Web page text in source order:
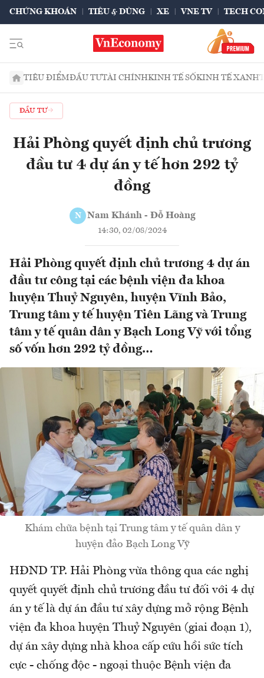
CHỨNG KHOÁN TIÊU & DÙNG XE VNE TV TECH
TIÊU ĐIỂMĐẦU TƯTÀI CHÍNHKINH TẾ SỐKINH TẾ XANH
ĐẦU TƯ
Hải Phòng quyết định chủ trương
đầu tư 4 dự án y tế hơn 292 tỷ
đồng
N Nam Khánh - Đỗ Hoàng
14:30, 02/08/2024
Hải Phòng quyết định chủ trương 4 dự án
đầu tư công tại các bệnh viện đa khoa
huyện Thuỷ Nguyên, huyện Vĩnh Bảo,
Trung tâm y tế huyện Tiên Lãng và Trung
tâm y tế quân dân y Bạch Long Vỹ với tổng
số vốn hơn 292 tỷ đồng…
Khám chữa bệnh tại Trung tâm y tế quân dân y
huyện đảo Bạch Long Vỹ
HĐND TP. Hải Phòng vừa thông qua các nghị
quyết quyết định chủ trương đầu tư đối với 4 dự
án y tế là dự án đầu tư xây dựng mở rộng Bệnh
viện đa khoa huyện Thuỷ Nguyên (giai đoạn 1),
dự án xây dựng nhà khoa cấp cứu hồi sức tích
cực - chống độc - ngoại thuộc Bệnh viện đa